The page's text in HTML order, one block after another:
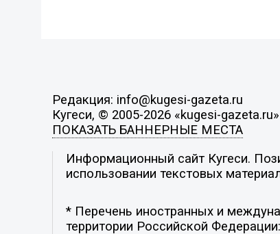
Редакция: info@kugesi-gazeta.ru
Кугеси, © 2005-2026 «kugesi-gazeta.ru»
ПОКАЗАТЬ БАННЕРНЫЕ МЕСТА
Информационный сайт Кугеси.
использовании текстовых
* Перечень иностранных и
территории Российской Федерации: